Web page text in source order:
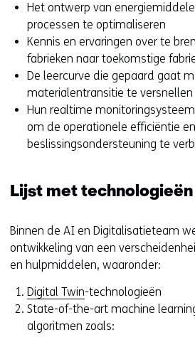
Het ontwerp van
processen te optimaliseren
Kennis en ervaringen over te
fabrieken naar toekomstige
De leercurve die gepaard gaat
materialentransitie te versnellen
Hun realtime
om de operationele efficiëntie en
beslissingsondersteuning te
Lijst met technologieën
Binnen de AI en Digitalisatieteam
ontwikkeling van een
en hulpmiddelen, waaronder:
Digital Twin-technologieën
State-of-the-art machine
algoritmen zoals: